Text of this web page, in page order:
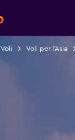
Voli Voli per l'Asia